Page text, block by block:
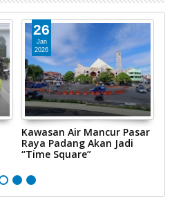
26
Jan
2026
Kawasan Air Mancur Pasar
Raya Padang Akan Jadi
“Time Square”